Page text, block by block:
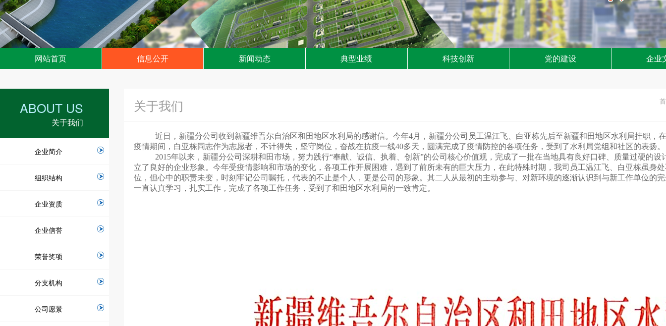
网站首页 信息公开 新闻动态 典型业绩 科技创新 党的建设 企业
ABOUT US
关于我们
企业简介
组织结构
企业资质
企业信誉
荣誉奖项
分支机构
公司愿景
关于我们
近日，新疆分公司收到新疆维吾尔自治区和田地区水利局的感谢信。今年4月，新疆分公司员工温江飞、白亚栋先后至新疆和田地区水利局挂职，
疫情期间，白亚栋同志作为志愿者，不计得失，坚守岗位，奋战在抗疫一线40多天，圆满完成了疫情防控的各项任务，受到了水利局党组和社区的表扬。
2015年以来，新疆分公司深耕和田市场，努力践行“奉献、诚信、执着、创新”的公司核心价值观，完成了一批在当地具有良好口碑、质量过硬的设
立了良好的企业形象。 今年受疫情影响和市场的变化，各项工作开展困难，遇到了前所未有的巨大压力，在此特殊时期，我司员工温江飞、白亚栋虽身
位，但心中的职责未变，时刻牢记公司嘱托，代表的不止是个人，更是公司的形象。 其二人从最初的主动参与、对新环境的逐渐认识到与新工作单位的
一直认真学习，扎实工作，完成了各项工作任务，受到了和田地区水利局的一致肯定。